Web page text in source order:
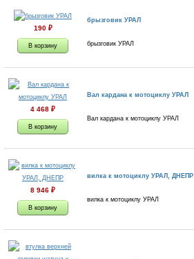
190 ₽
брызговик УРАЛ
брызговик УРАЛ
4 468 ₽
Вал кардана к мотоциклу УРАЛ
Вал кардана к мотоциклу УРАЛ
8 946 ₽
вилка к мотоциклу УРАЛ, ДНЕПР
вилка к мотоциклу УРАЛ